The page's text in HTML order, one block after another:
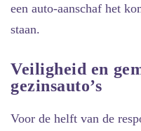
een auto-aanschaf het
staan.
Veiligheid en
gezinsauto’s
Voor de helft van de